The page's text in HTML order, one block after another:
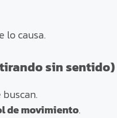
lo causa.
sin sentido)
de movimiento.